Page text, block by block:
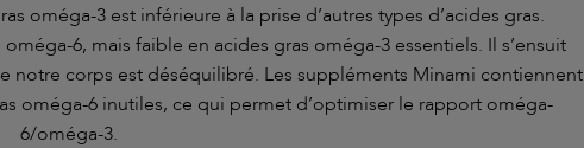
oméga-3 est inférieure à la prise d’autres types d’acides gras.
6, mais faible en acides gras oméga-3 essentiels. Il s’ensuit
notre corps est déséquilibré. Les suppléments Minami contiennent
oméga-6 inutiles, ce qui permet d’optimiser le rapport oméga-
6/oméga-3.